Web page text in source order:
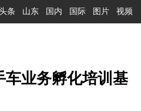
条 山东 国内 国际 图片 视频
车业务孵化培训基